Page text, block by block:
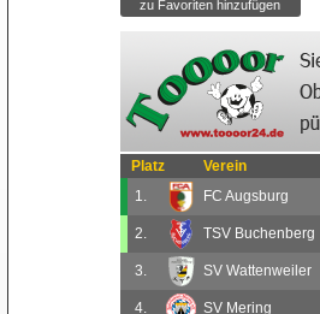
Platz Verein
1.
FC Augsburg
2. TSV Buchenberg
3. SV Wattenweiler
4. SV Mering